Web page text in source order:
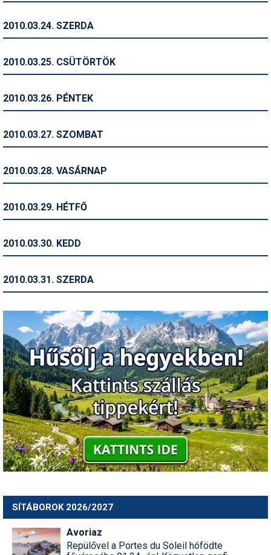
Történelem
Utazási tippek
2010.03.24. SZERDA
2010.03.25. CSÜTÖRTÖK
2010.03.26. PÉNTEK
2010.03.27. SZOMBAT
2010.03.28. VASÁRNAP
2010.03.29. HÉTFŐ
2010.03.30. KEDD
2010.03.31. SZERDA
SÍTÁBOROK 2026/2027
Avoriaz
Repülővel a Portes du Soleil hófödte